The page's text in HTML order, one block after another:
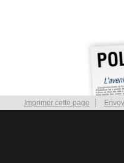
Imprimer cette page